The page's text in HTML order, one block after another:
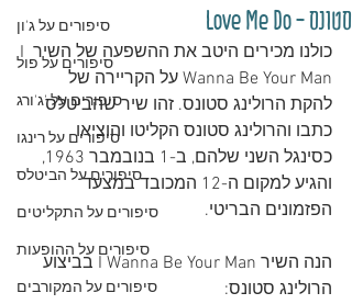
סיפורים על ג'ון
סיפורים על פול
סיפורים על 'ג'ורג
סיפורים על רינגו
סיפורים על הביטלס
סיפורים על התקליטים
סיפורים על ההופעות
סיפורים על המקורבים
סטונס - Love Me Do
כולנו מכירים היטב את ההשפעה של השיר I
Wanna Be Your Man על הקריירה של
להקת הרולינג סטונס. זהו שיר שהביטלס
כתבו והרולינג סטונס הקליטו והוציאו
כסינגל השני שלהם, ב-1 בנובמבר 1963,
והגיע למקום ה-12 המכובד במצעד
הפזמונים הבריטי.
הנה השיר I Wanna Be Your Man בביצוע
הרולינג סטונס: